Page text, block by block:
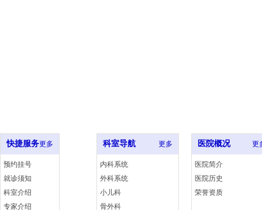
快捷服务更多
预约挂号
就诊须知
科室介绍
专家介绍
科室导航 更多
内科系统
外科系统
小儿科
骨外科
医院概况 更
医院简介
医院历史
荣誉资质